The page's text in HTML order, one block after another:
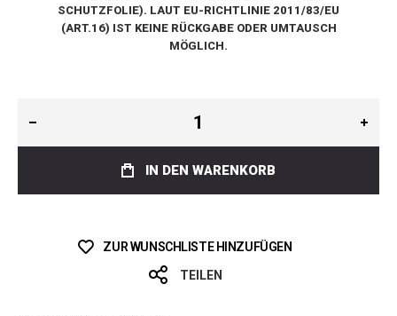
CHUTZFOLIE). LAUT EU-RICHTLINIE 2011/83/EU (
ART.16) IST KEINE RÜCKGABE ODER UMTAUSCH M
ÖGLICH.
IN DEN WARENKORB
ZUR WUNSCHLISTE HINZUFÜGEN
TEILEN